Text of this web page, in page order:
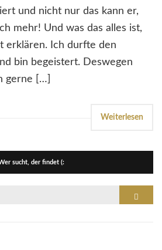
und nicht nur das kann er,
mehr! Und was das alles ist,
erklären. Ich durfte den
bin begeistert. Deswegen
gerne […]
Weiterlesen
sucht, der findet (: